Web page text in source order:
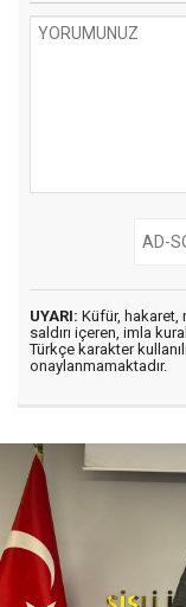
UYARI: Küfür, hakaret,
saldırı içeren, imla
Türkçe karakter
onaylanmamaktadır.